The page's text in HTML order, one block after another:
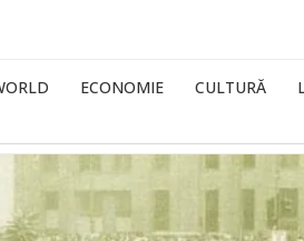
ECONOMIE CULTURĂ